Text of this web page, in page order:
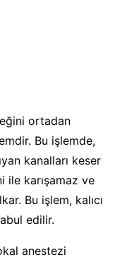
ortadan
Bu işlemde,
kanalları keser
ile karışamaz ve
Bu işlem, kalıcı
edilir.
anestezi